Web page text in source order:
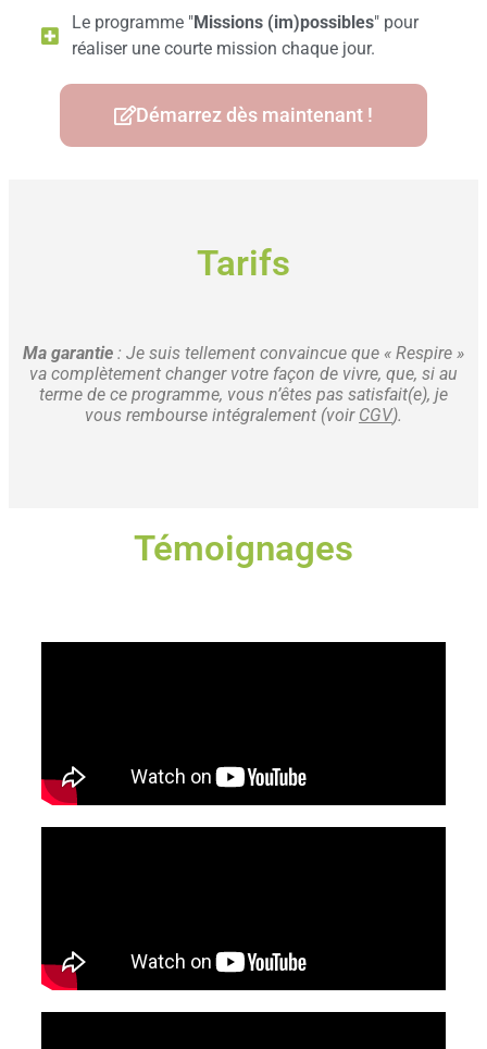
Le programme "Missions (im)possibles" pour
réaliser une courte mission chaque jour.
Démarrez dès maintenant !
Tarifs
Ma garantie : Je suis tellement convaincue que « Respire »
va complètement changer votre façon de vivre, que, si au
terme de ce programme, vous n’êtes pas satisfait(e), je
vous rembourse intégralement (voir CGV).
Témoignages